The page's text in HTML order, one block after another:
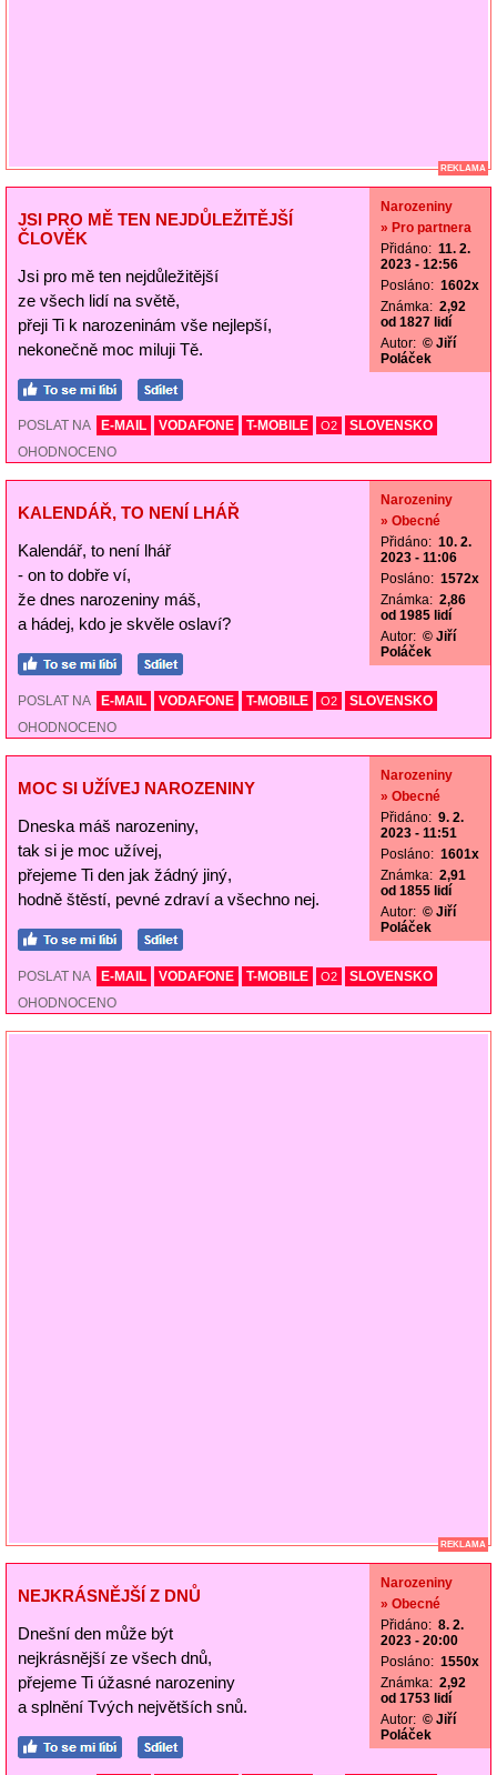
REKLAMA
JSI PRO MĚ TEN NEJDŮLEŽITĚJŠÍ
ČLOVĚK
Jsi pro mě ten nejdůležitější
ze všech lidí na světě,
přeji Ti k narozeninám vše nejlepší,
nekonečně moc miluji Tě.
Narozeniny
» Pro partnera
Přidáno: 11. 2.
2023 - 12:56
Posláno: 1602x
Známka: 2,92
od 1827 lidí
Autor: © Jiří
Poláček
POSLAT NA E-MAIL VODAFONE T-MOBILE O2
SLOVENSKO
OHODNOCENO
KALENDÁŘ, TO NENÍ LHÁŘ
Kalendář, to není lhář
- on to dobře ví,
že dnes narozeniny máš,
a hádej, kdo je skvěle oslaví?
Narozeniny
» Obecné
Přidáno: 10. 2.
2023 - 11:06
Posláno: 1572x
Známka: 2,86
od 1985 lidí
Autor: © Jiří
Poláček
POSLAT NA E-MAIL VODAFONE T-MOBILE O2
SLOVENSKO
OHODNOCENO
MOC SI UŽÍVEJ NAROZENINY
Dneska máš narozeniny,
tak si je moc užívej,
přejeme Ti den jak žádný jiný,
hodně štěstí, pevné zdraví a všechno nej.
Narozeniny
» Obecné
Přidáno: 9. 2.
2023 - 11:51
Posláno: 1601x
Známka: 2,91
od 1855 lidí
Autor: © Jiří
Poláček
POSLAT NA E-MAIL VODAFONE T-MOBILE O2
SLOVENSKO
OHODNOCENO
REKLAMA
NEJKRÁSNĚJŠÍ Z DNŮ
Dnešní den může být
nejkrásnější ze všech dnů,
přejeme Ti úžasné narozeniny
a splnění Tvých největších snů.
Narozeniny
» Obecné
Přidáno: 8. 2.
2023 - 20:00
Posláno: 1550x
Známka: 2,92
od 1753 lidí
Autor: © Jiří
Poláček